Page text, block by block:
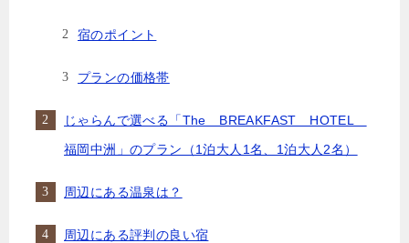
宿のポイント
プランの価格帯
じゃらんで選べる「The BREAKFAST HOTEL
福岡中洲」のプラン（1泊大人1名、1泊大人2名）
周辺にある温泉は？
周辺にある評判の良い宿